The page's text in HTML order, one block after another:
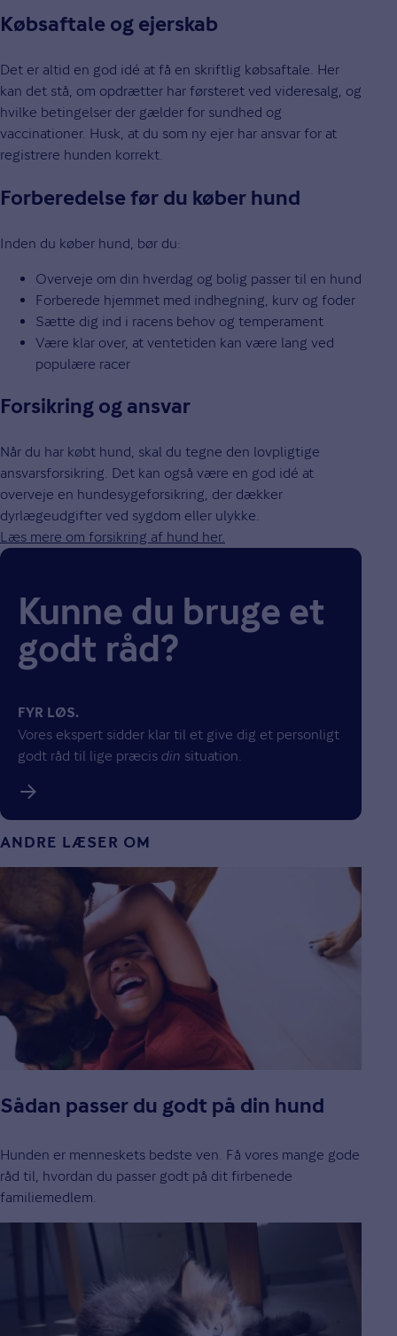
Købsaftale og ejerskab
Det er altid en god idé at få en skriftlig købsaftale. Her
kan det stå, om opdrætter har førsteret ved videresalg, og
hvilke betingelser der gælder for sundhed og
vaccinationer. Husk, at du som ny ejer har ansvar for at
registrere hunden korrekt.
Forberedelse før du køber hund
Inden du køber hund, bør du:
Overveje om din hverdag og bolig passer til en hund
Forberede hjemmet med indhegning, kurv og foder
Sætte dig ind i racens behov og temperament
Være klar over, at ventetiden kan være lang ved
populære racer
Forsikring og ansvar
Når du har købt hund, skal du tegne den lovpligtige
ansvarsforsikring. Det kan også være en god idé at
overveje en hundesygeforsikring, der dækker
dyrlægeudgifter ved sygdom eller ulykke.
Læs mere om forsikring af hund her.
Kunne du bruge et
godt råd?
FYR LØS.
Vores ekspert sidder klar til et give dig et personligt
godt råd til lige præcis din situation.
ANDRE LÆSER OM
Sådan passer du godt på din hund
Hunden er menneskets bedste ven. Få vores mange gode
råd til, hvordan du passer godt på dit firbenede
familiemedlem.